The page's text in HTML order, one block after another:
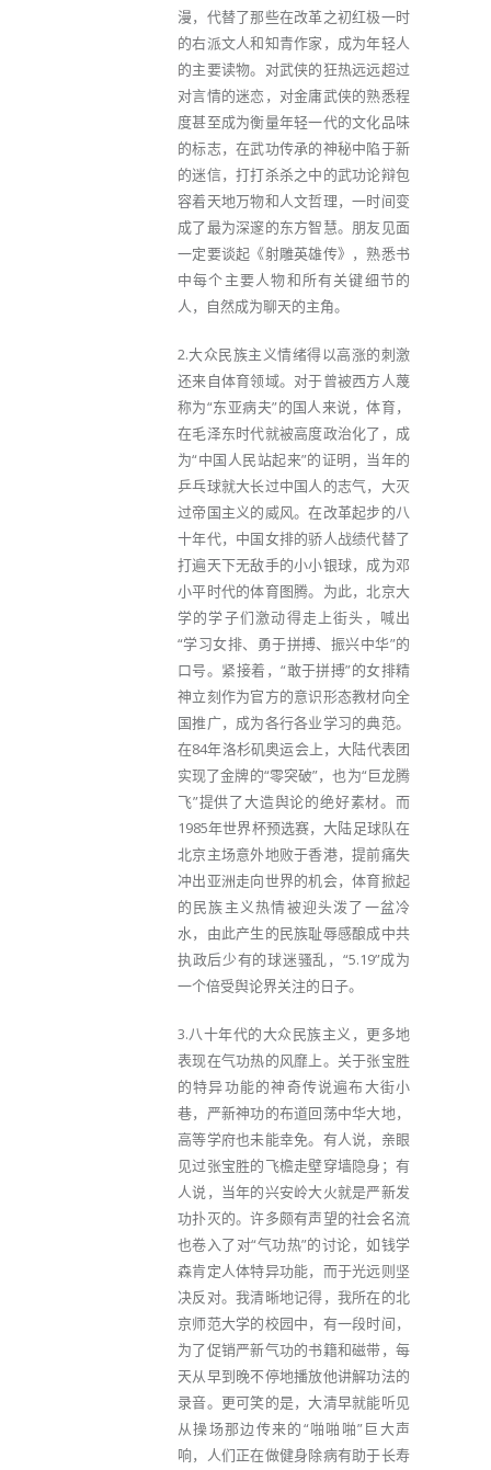
漫，代替了那些在改革之初红极一时
的右派文人和知青作家，成为年轻人
的主要读物。对武侠的狂热远远超过
对言情的迷恋，对金庸武侠的熟悉程
度甚至成为衡量年轻一代的文化品味
的标志，在武功传承的神秘中陷于新
的迷信，打打杀杀之中的武功论辩包
容着天地万物和人文哲理，一时间变
成了最为深邃的东方智慧。朋友见面
一定要谈起《射雕英雄传》，熟悉书
中每个主要人物和所有关键细节的
人，自然成为聊天的主角。
2.大众民族主义情绪得以高涨的刺激
还来自体育领域。对于曾被西方人蔑
称为“东亚病夫”的国人来说，体育，
在毛泽东时代就被高度政治化了，成
为“中国人民站起来”的证明，当年的
乒乓球就大长过中国人的志气，大灭
过帝国主义的威风。在改革起步的八
十年代，中国女排的骄人战绩代替了
打遍天下无敌手的小小银球，成为邓
小平时代的体育图腾。为此，北京大
学的学子们激动得走上街头，喊出
“学习女排、勇于拼搏、振兴中华”的
口号。紧接着，“敢于拼搏”的女排精
神立刻作为官方的意识形态教材向全
国推广，成为各行各业学习的典范。
在84年洛杉矶奥运会上，大陆代表团
实现了金牌的“零突破”，也为“巨龙腾
飞”提供了大造舆论的绝好素材。而
1985年世界杯预选赛，大陆足球队在
北京主场意外地败于香港，提前痛失
冲出亚洲走向世界的机会，体育掀起
的民族主义热情被迎头泼了一盆冷
水，由此产生的民族耻辱感酿成中共
执政后少有的球迷骚乱，“5.19”成为
一个倍受舆论界关注的日子。
3.八十年代的大众民族主义，更多地
表现在气功热的风靡上。关于张宝胜
的特异功能的神奇传说遍布大街小
巷，严新神功的布道回荡中华大地，
高等学府也未能幸免。有人说，亲眼
见过张宝胜的飞檐走壁穿墙隐身；有
人说，当年的兴安岭大火就是严新发
功扑灭的。许多颇有声望的社会名流
也卷入了对“气功热”的讨论，如钱学
森肯定人体特异功能，而于光远则坚
决反对。我清晰地记得，我所在的北
京师范大学的校园中，有一段时间，
为了促销严新气功的书籍和磁带，每
天从早到晚不停地播放他讲解功法的
录音。更可笑的是，大清早就能听见
从操场那边传来的“啪啪啪”巨大声
响，人们正在做健身除病有助于长寿